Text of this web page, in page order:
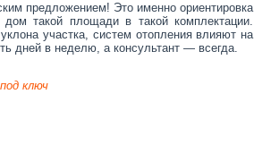
предложением! Это именно ориентировка
такой площади в такой комплектации.
участка, систем отопления влияют на
дней в неделю, а консультант — всегда.
ключ